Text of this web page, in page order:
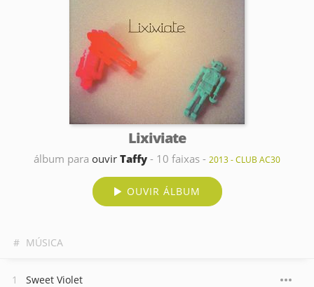
Lixiviate
álbum para ouvir Taffy - 10 faixas - 2013 - CLUB AC30
OUVIR ÁLBUM
# MÚSICA
Sweet Violet